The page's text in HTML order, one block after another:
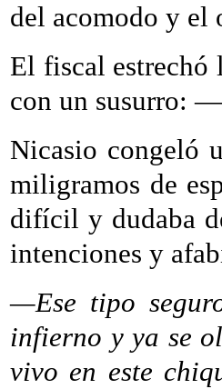
del acomodo y el
El fiscal estrechó
con un susurro:
Nicasio congeló
miligramos de
difícil y dudaba
intenciones y
—Ese tipo
infierno y ya se
vivo en este